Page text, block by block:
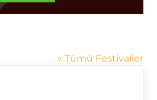
« Tümü Festivaller